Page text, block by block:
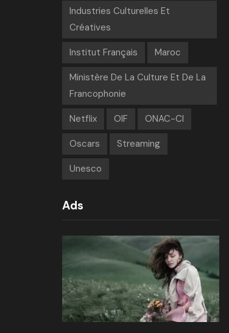
Industries Culturelles Et
Créatives
Institut Français Maroc
Ministère De La Culture Et De La
Francophonie
Netflix OIF ONAC-CI
Oscars Streaming
Unesco
Ads